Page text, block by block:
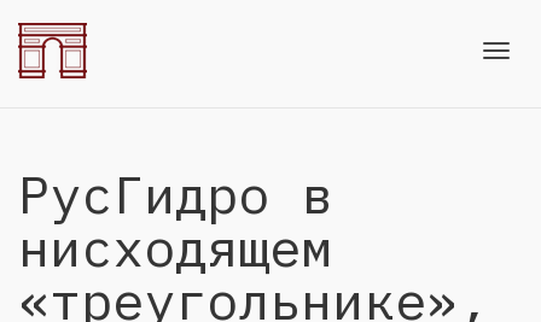
РусГидро в
нисходящем
«треугольнике»,